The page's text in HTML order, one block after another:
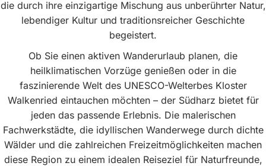
die durch ihre einzigartige Mischung aus unberührter Natur,
lebendiger Kultur und traditionsreicher Geschichte
begeistert.
Ob Sie einen aktiven Wanderurlaub planen, die
heilklimatischen Vorzüge genießen oder in die
faszinierende Welt des UNESCO-Welterbes Kloster
Walkenried eintauchen möchten – der Südharz bietet für
jeden das passende Erlebnis. Die malerischen
Fachwerkstädte, die idyllischen Wanderwege durch dichte
Wälder und die zahlreichen Freizeitmöglichkeiten machen
diese Region zu einem idealen Reiseziel für Naturfreunde,